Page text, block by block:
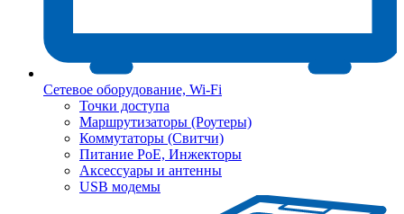
Сетевое оборудование, Wi-Fi
Точки доступа
Маршрутизаторы (Роутеры)
Коммутаторы (Свитчи)
Питание PoE, Инжекторы
Аксессуары и антенны
USB модемы